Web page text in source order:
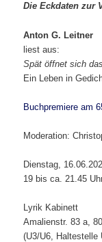
Die Eckdaten zur
Anton G. Leitner
liest aus:
Spät öffnet sich
Ein Leben in
Buchpremiere am
Moderation:
Dienstag­,
19 bis ca. 21.45
Lyrik Kabinett
Amalienstr. 83 a,
(U3/U6, Haltestelle